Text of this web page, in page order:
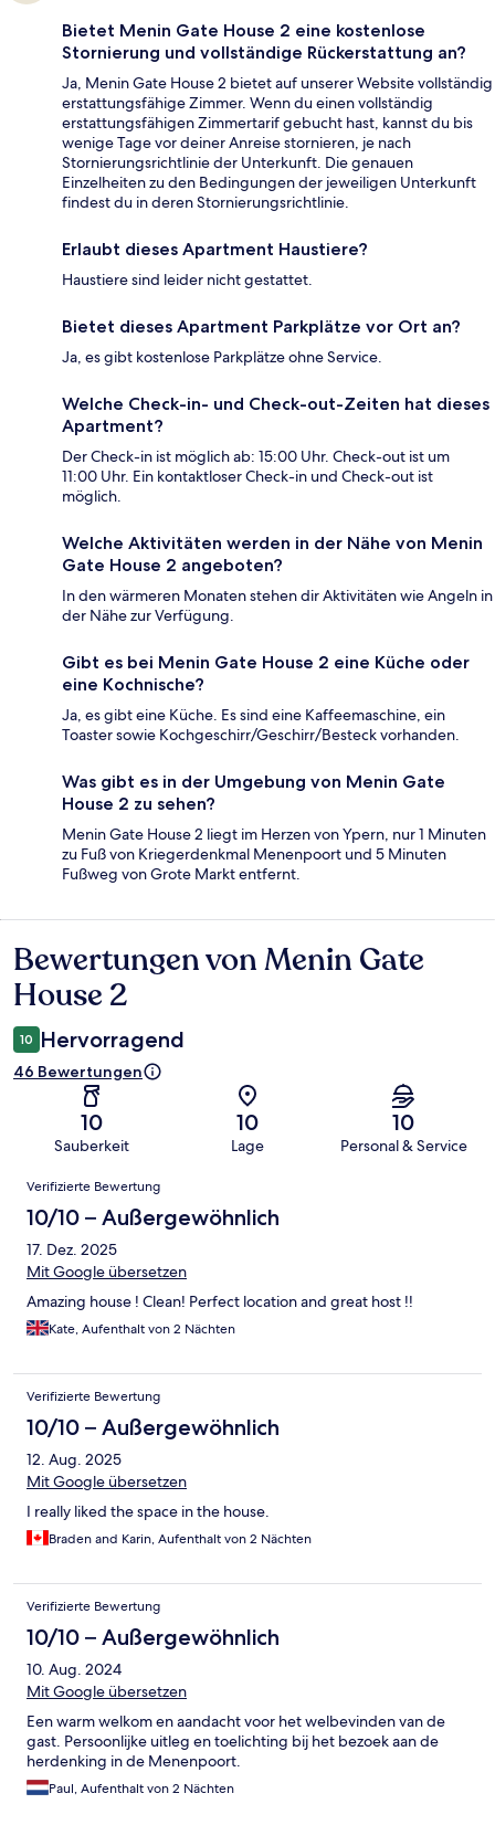
Bietet Menin Gate House 2 eine kostenlose
Stornierung und vollständige Rückerstattung an?
Ja, Menin Gate House 2 bietet auf unserer Website vollständig
erstattungsfähige Zimmer. Wenn du einen vollständig
erstattungsfähigen Zimmertarif gebucht hast, kannst du bis
wenige Tage vor deiner Anreise stornieren, je nach
Stornierungsrichtlinie der Unterkunft. Die genauen
Einzelheiten zu den Bedingungen der jeweiligen Unterkunft
findest du in deren Stornierungsrichtlinie.
Erlaubt dieses Apartment Haustiere?
Haustiere sind leider nicht gestattet.
Bietet dieses Apartment Parkplätze vor Ort an?
Ja, es gibt kostenlose Parkplätze ohne Service.
Welche Check-in- und Check-out-Zeiten hat dieses
Apartment?
Der Check-in ist möglich ab: 15:00 Uhr. Check-out ist um
11:00 Uhr. Ein kontaktloser Check-in und Check-out ist
möglich.
Welche Aktivitäten werden in der Nähe von Menin
Gate House 2 angeboten?
In den wärmeren Monaten stehen dir Aktivitäten wie Angeln in
der Nähe zur Verfügung.
Gibt es bei Menin Gate House 2 eine Küche oder
eine Kochnische?
Ja, es gibt eine Küche. Es sind eine Kaffeemaschine, ein
Toaster sowie Kochgeschirr/Geschirr/Besteck vorhanden.
Was gibt es in der Umgebung von Menin Gate
House 2 zu sehen?
Menin Gate House 2 liegt im Herzen von Ypern, nur 1 Minuten
zu Fuß von Kriegerdenkmal Menenpoort und 5 Minuten
Fußweg von Grote Markt entfernt.
Bewertungen
Bewertungen von Menin Gate
House 2
10 Hervorragend
46 Bewertungen
10
Sauberkeit
10
Lage
10
Personal & Service
Bewertungen
Verifizierte Bewertung
10/10 – Außergewöhnlich
17. Dez. 2025
Mit Google übersetzen
Amazing house ! Clean! Perfect location and great host !!
Kate, Aufenthalt von 2 Nächten
Verifizierte Bewertung
10/10 – Außergewöhnlich
12. Aug. 2025
Mit Google übersetzen
I really liked the space in the house.
Braden and Karin, Aufenthalt von 2 Nächten
Verifizierte Bewertung
10/10 – Außergewöhnlich
10. Aug. 2024
Mit Google übersetzen
Een warm welkom en aandacht voor het welbevinden van de
gast. Persoonlijke uitleg en toelichting bij het bezoek aan de
herdenking in de Menenpoort.
Paul, Aufenthalt von 2 Nächten